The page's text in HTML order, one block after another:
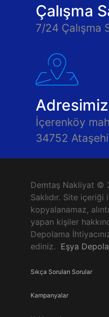
Çalışma
7/24 Çalışma
Adresimiz
İçerenköy
34752
Demtaş Nakliyat ©
Saklıdır. Site
kopyalanamaz,
yapan kişiler
Depolama
ediniz. Eşya
Sıkça Sorulan Sorular
Kampanyalar